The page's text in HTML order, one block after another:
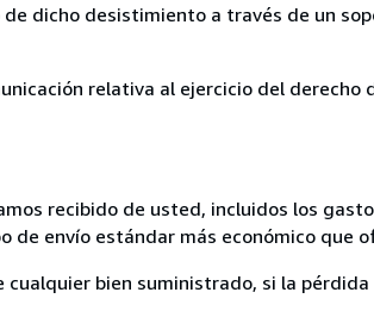
de dicho desistimiento a través de un
relativa al ejercicio del
recibido de usted, incluidos los
de envío estándar más económico que
bien suministrado, si la